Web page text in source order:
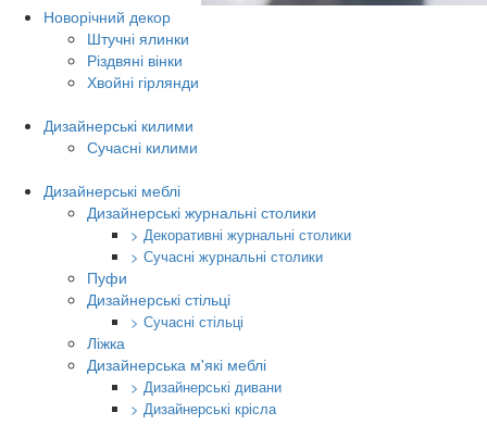
Новорічний декор
Штучні ялинки
Різдвяні вінки
Хвойні гірлянди
Дизайнерські килими
Сучасні килими
Дизайнерські меблі
Дизайнерські журнальні столики
> Декоративні журнальні столики
> Сучасні журнальні столики
Пуфи
Дизайнерські стільці
> Сучасні стільці
Ліжка
Дизайнерська м'які меблі
> Дизайнерські дивани
> Дизайнерські крісла